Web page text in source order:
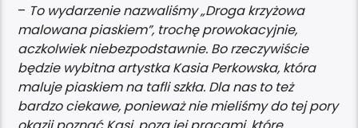
– To wydarzenie nazwaliśmy „Droga krzyżowa
malowana piaskiem”, trochę prowokacyjnie,
aczkolwiek niebezpodstawnie. Bo rzeczywiście
będzie wybitna artystka Kasia Perkowska, która
maluje piaskiem na tafli szkła. Dla nas to też
bardzo ciekawe, ponieważ nie mieliśmy do tej pory